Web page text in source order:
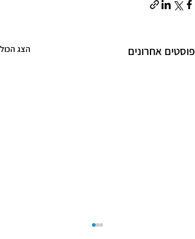
פוסטים אחרונים הצג הכול